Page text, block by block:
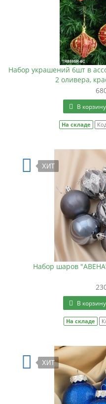
Набор украшений 6шт в
2 оливера,
В корзину
На складе
ХИТ
Набор шаров
В корзину
На складе
ХИТ